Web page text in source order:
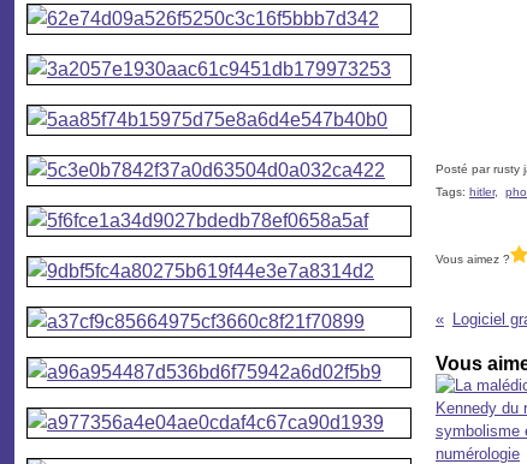
Posté par rusty
Tags: hitler,
Vous aimez ?
Vous